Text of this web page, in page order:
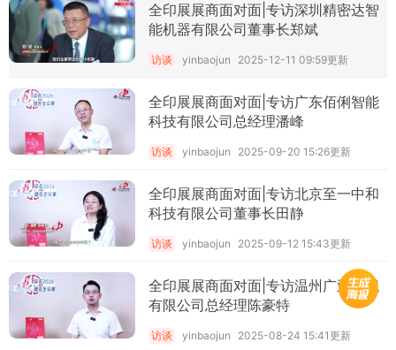
全印展展商面对面|专访深圳精密达智
能机器有限公司董事长郑斌
访谈 yinbaojun 2025-12-11 09:59更新
全印展展商面对面|专访广东佰俐智能
科技有限公司总经理潘峰
访谈 yinbaojun 2025-09-20 15:26更新
全印展展商面对面|专访北京至一中和
科技有限公司董事长田静
访谈 yinbaojun 2025-09-12 15:43更新
全印展展商面对面|专访温州广亚机械
有限公司总经理陈豪特
访谈 yinbaojun 2025-08-24 15:41更新